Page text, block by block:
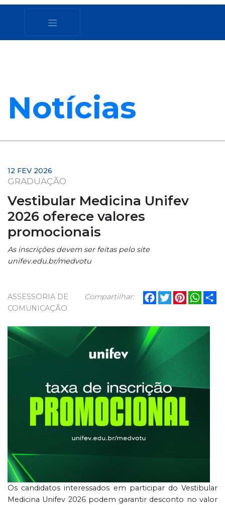
Notícias
12 FEV 2026
GRADUAÇÃO
Vestibular Medicina Unifev
2026 oferece valores
promocionais
As inscrições devem ser feitas pelo site
unifev.edu.br/medvotu
Compartilhar: Facebook
TwitterPinterest
ASSESSORIA DE
COMUNICAÇÃO
Os candidatos interessados em participar do Vestibular
Medicina Unifev 2026 podem garantir desconto no valor